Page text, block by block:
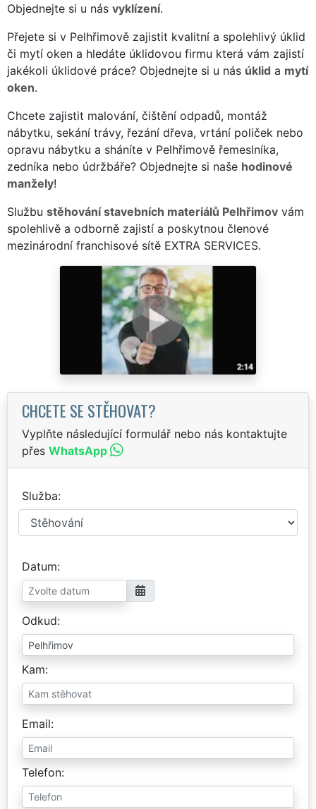
Objednejte si u nás vyklízení.
Přejete si v Pelhřimově zajistit kvalitní a spolehlivý úklid
či mytí oken a hledáte úklidovou firmu která vám zajistí
jakékoli úklidové práce? Objednejte si u nás úklid a mytí
oken.
Chcete zajistit malování, čištění odpadů, montáž
nábytku, sekání trávy, řezání dřeva, vrtání poliček nebo
opravu nábytku a sháníte v Pelhřimově řemeslníka,
zedníka nebo údržbáře? Objednejte si naše hodinové
manžely!
Službu stěhování stavebních materiálů Pelhřimov vám
spolehlivě a odborně zajistí a poskytnou členové
mezinárodní franchisové sítě EXTRA SERVICES.
CHCETE SE STĚHOVAT?
Vyplňte následující formulář nebo nás kontaktujte
přes WhatsApp
Služba
Datum
Odkud
Kam
Email
Telefon